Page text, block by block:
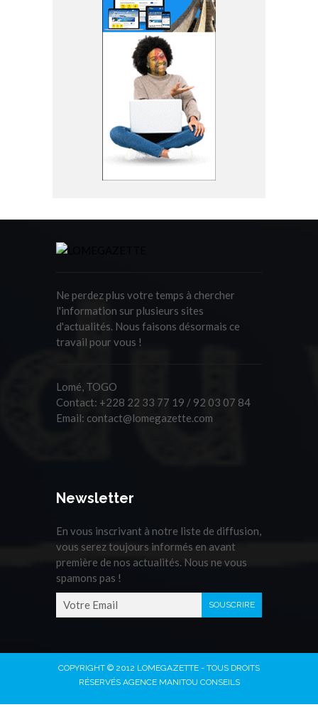
Ne perdez plus votre temps à chercher
l'information sur plusieurs sites
d'actualités. Nous faisons désormais ce
travail pour vous !
Lomé, TOGO
Contact: +228 22 33 77 19 / 92 03 07 84
Email: contact@lomegazette.com
Newsletter
En vous inscrivant à notre liste de diffusion,
vous serez toujours informés en avant
première de nos actualités. Nous ne vous
spamons pas !
COPYRIGHT © 2012 LOMEGAZETTE - TOUS DROITS
RÉSERVÉS AGENCE MANITOU CONSEILS